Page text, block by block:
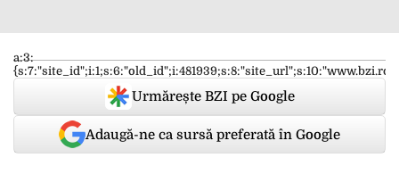
a:3:
Urmărește BZI pe Google
Adaugă-ne ca sursă preferată în Google